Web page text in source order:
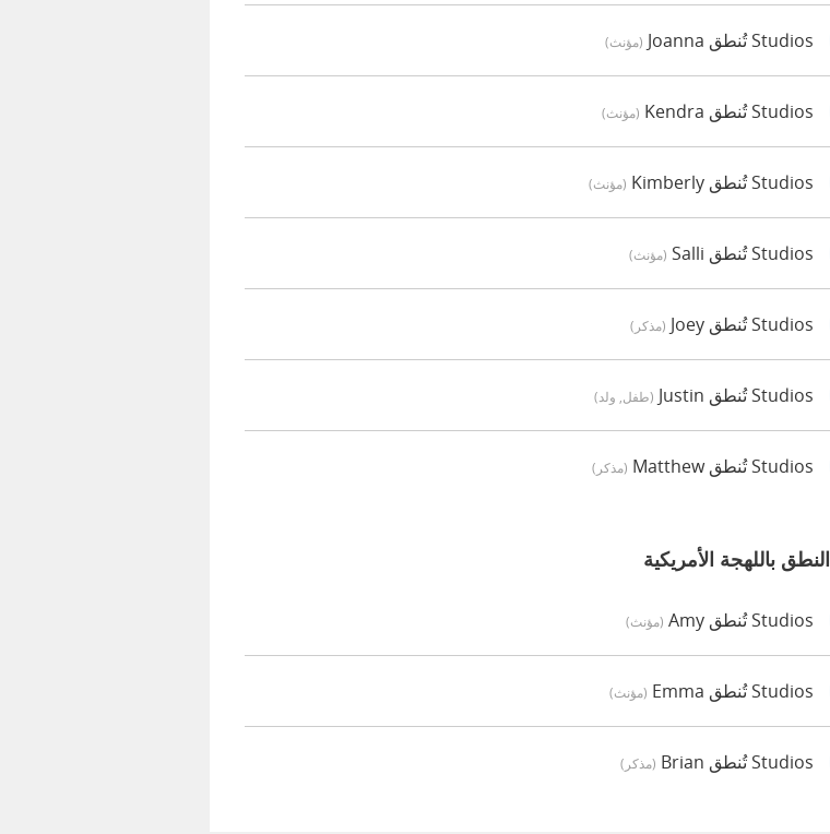
Studios تُنطق Joanna (مؤنث)
Studios تُنطق Kendra (مؤنث)
Studios تُنطق Kimberly (مؤنث)
Studios تُنطق Salli (مؤنث)
Studios تُنطق Joey (مذكر)
Studios تُنطق Justin (طفل, ولد)
Studios تُنطق Matthew (مذكر)
النطق باللهجة الأمريكية
Studios تُنطق Amy (مؤنث)
Studios تُنطق Emma (مؤنث)
Studios تُنطق Brian (مذكر)